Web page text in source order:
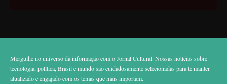
Mergulhe no universo da informação com o Jornal Cultural. Nossas notícias sobre
tecnologia, política, Brasil e mundo são cuidadosamente selecionadas para te manter
atualizado e engajado com os temas que mais importam.